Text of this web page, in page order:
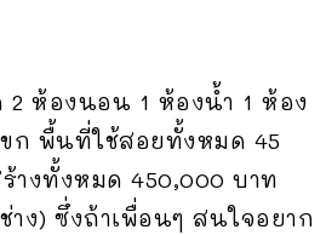
ห้องนอน 1 ห้องน้ำ 1 ห้อง
ก พื้นที่ใช้สอยทั้งหมด 45
างทั้งหมด 450,000 บาท
าง) ซึ่งถ้าเพื่อนๆ สนใจอยาก